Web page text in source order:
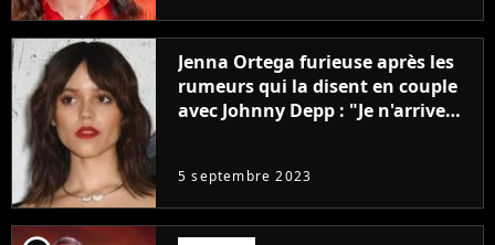
Jenna Ortega furieuse après les
rumeurs qui la disent en couple
avec Johnny Depp : "Je n'arrive
5 septembre 2023